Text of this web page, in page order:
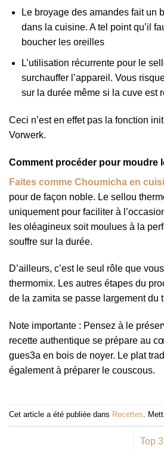
Le broyage des amandes fait un
dans la cuisine. A tel point qu’il
boucher les oreilles
L’utilisation récurrente pour le
surchauffer l’appareil. Vous
sur la durée même si la cuve est
Ceci n’est en effet pas la fonction
Vorwerk.
Comment procéder pour moudre
Faites comme Choumicha en
pour de façon noble. Le sellou
uniquement pour faciliter à
les oléagineux soit moulues à la
souffre sur la durée.
D’ailleurs, c’est le seul rôle que
thermomix. Les autres étapes du
de la zamita se passe largement du
Note importante : Pensez à le
recette authentique se prépare au
gues3a en bois de noyer. Le plat
également à préparer le couscous.
Cet article a été publiée dans Recettes.
Top